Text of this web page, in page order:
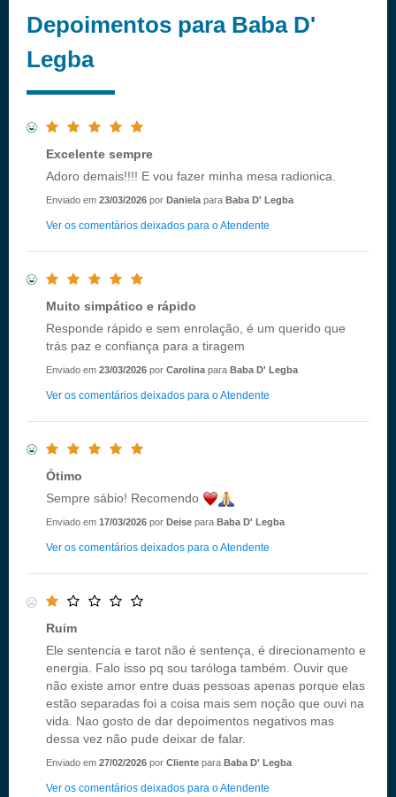
Depoimentos para Baba D'
Legba
Excelente sempre
Adoro demais!!!! E vou fazer minha mesa radionica.
Enviado em 23/03/2026 por Daniela para Baba D' Legba
Ver os comentários deixados para o Atendente
Muito simpático e rápido
Responde rápido e sem enrolação, é um querido que
trás paz e confiança para a tiragem
Enviado em 23/03/2026 por Carolina para Baba D' Legba
Ver os comentários deixados para o Atendente
Ótimo
Sempre sábio! Recomendo
Enviado em 17/03/2026 por Deise para Baba D' Legba
Ver os comentários deixados para o Atendente
Ruim
Ele sentencia e tarot não é sentença, é direcionamento e
energia. Falo isso pq sou taróloga também. Ouvir que
não existe amor entre duas pessoas apenas porque elas
estão separadas foi a coisa mais sem noção que ouvi na
vida. Nao gosto de dar depoimentos negativos mas
dessa vez não pude deixar de falar.
Enviado em 27/02/2026 por Cliente para Baba D' Legba
Ver os comentários deixados para o Atendente